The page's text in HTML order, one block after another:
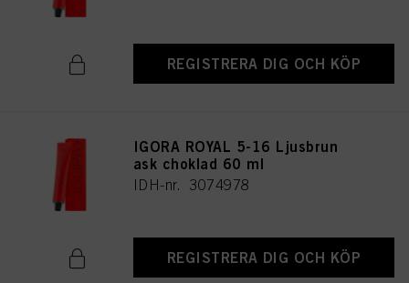
REGISTRERA DIG OCH KÖP
IGORA ROYAL 5-16 Ljusbrun
ask choklad 60 ml
IDH-nr. 3074978
REGISTRERA DIG OCH KÖP